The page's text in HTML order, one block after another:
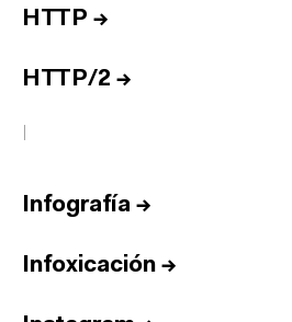
HTTP →
HTTP/2 →
I
Infografía →
Infoxicación →